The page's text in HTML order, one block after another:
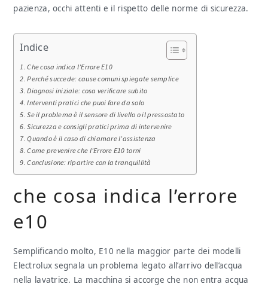
pazienza, occhi attenti e il rispetto delle norme di sicurezza.
Indice
Che cosa indica l’Errore E10
Perché succede: cause comuni spiegate semplice
Diagnosi iniziale: cosa verificare subito
Interventi pratici che puoi fare da solo
Se il problema è il sensore di livello o il pressostato
Sicurezza e consigli pratici prima di intervenire
Quando è il caso di chiamare l’assistenza
Come prevenire che l’Errore E10 torni
Conclusione: ripartire con la tranquillità
che cosa indica l’errore
e10
Semplificando molto, E10 nella maggior parte dei modelli
Electrolux segnala un problema legato all’arrivo dell’acqua
nella lavatrice. La macchina si accorge che non entra acqua